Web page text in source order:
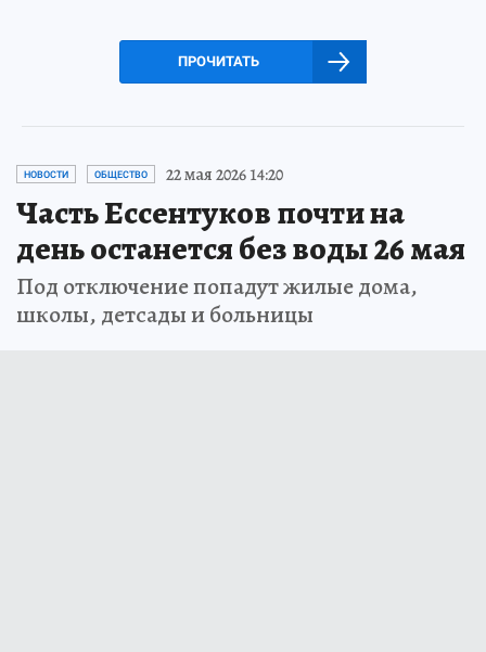
ПРОЧИТАТЬ
НОВОСТИ ОБЩЕСТВО 22 мая 2026 14:20
Часть Ессентуков почти на
день останется без воды 26 мая
Под отключение попадут жилые дома,
школы, детсады и больницы